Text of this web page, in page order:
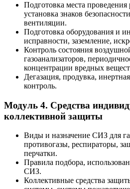
Подготовка места проведения
установка знаков
вентиляции.
Подготовка оборудования и
исправности, заземление,
Контроль состояния
газоанализаторов,
концентрации вредных
Дегазация, продувка,
контроль.
Модуль 4. Средства
коллективной защиты
Виды и назначение СИЗ для
противогазы, респираторы,
перчатки.
Правила подбора,
СИЗ.
Коллективные средства